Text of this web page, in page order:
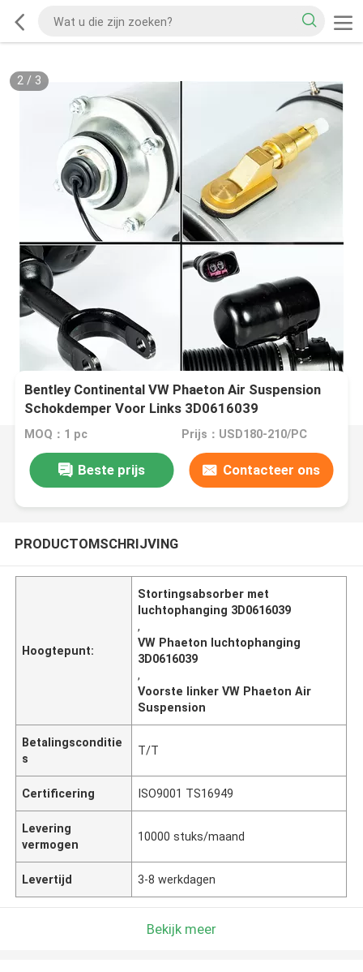
2/ 3
Bentley Continental VW Phaeton Air Suspension
Schokdemper Voor Links 3D0616039
MOQ：1 pc Prijs：USD180-210/PC
Beste prijs Contacteer ons
PRODUCTOMSCHRIJVING
Hoogtepunt:
Stortingsabsorber met
luchtophanging 3D0616039
,
VW Phaeton luchtophanging
3D0616039
,
Voorste linker VW Phaeton Air
Suspension
Betalingsconditie
s
T/T
Certificering ISO9001 TS16949
Levering
vermogen
10000 stuks/maand
Levertijd 3-8 werkdagen
Bekijk meer